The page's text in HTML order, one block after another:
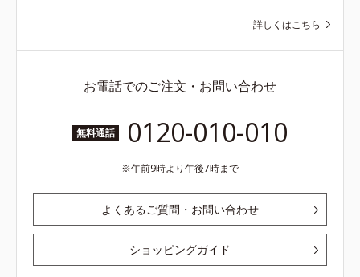
詳しくはこちら
お電話でのご注文・お問い合わせ
無料通話 0120-010-010
午前9時より午後7時まで
よくあるご質問・お問い合わせ
ショッピングガイド